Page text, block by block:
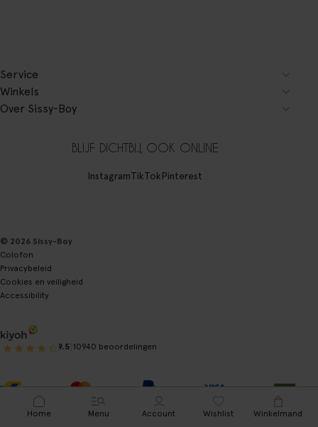
Service
Winkels
Over Sissy-Boy
BLIJF DICHTBIJ, OOK ONLINE
InstagramTikTokPinterest
© 2026 Sissy-Boy
Colofon
Privacybeleid
Cookies en veiligheid
Accessibility
9.5 10940 beoordelingen
Home Menu Account Wishlist Winkelmand